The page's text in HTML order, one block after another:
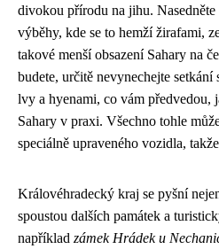
divokou přírodu na jihu.
výběhy, kde se to hemží žirafami,
takové menší obsazení Sahary na
budete, určitě nevynechejte
lvy a hyenami, co vám předvedou,
Sahary v praxi. Všechno tohle
speciálně upraveného vozidla,
Královéhradecký kraj se pyšní
spoustou dalších památek a
například zámek Hrádek u